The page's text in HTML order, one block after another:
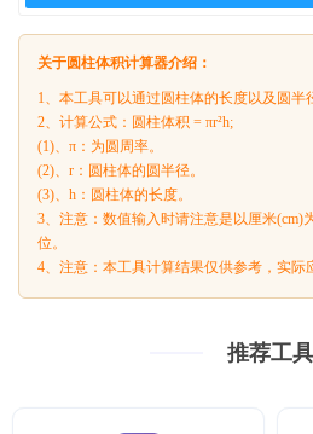
关于圆柱体积计算器介绍：
1、本工具可以通过圆柱体的长度以及圆半
2、计算公式：圆柱体积 = πr²h;
(1)、π：为圆周率。
(2)、r：圆柱体的圆半径。
(3)、h：圆柱体的长度。
3、注意：数值输入时请注意是以厘米(cm)
位。
4、注意：本工具计算结果仅供参考，实际
推荐工具